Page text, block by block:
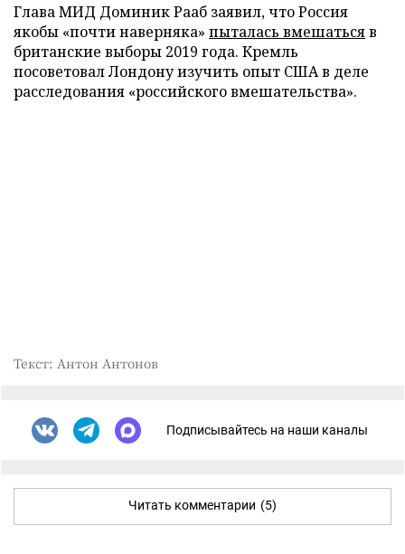
Глава МИД Доминик Рааб заявил, что Россия
якобы «почти наверняка» пыталась вмешатьсяв
британские выборы 2019 года. Кремль
посоветовал Лондону изучить опыт США в деле
расследования «российского вмешательства».
Текст: Антон Антонов
Подписывайтесь на наши каналы
Читать комментарии (5)